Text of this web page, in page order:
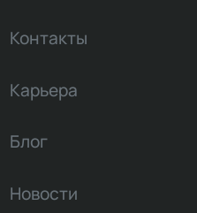
Контакты
Карьера
Блог
Новости